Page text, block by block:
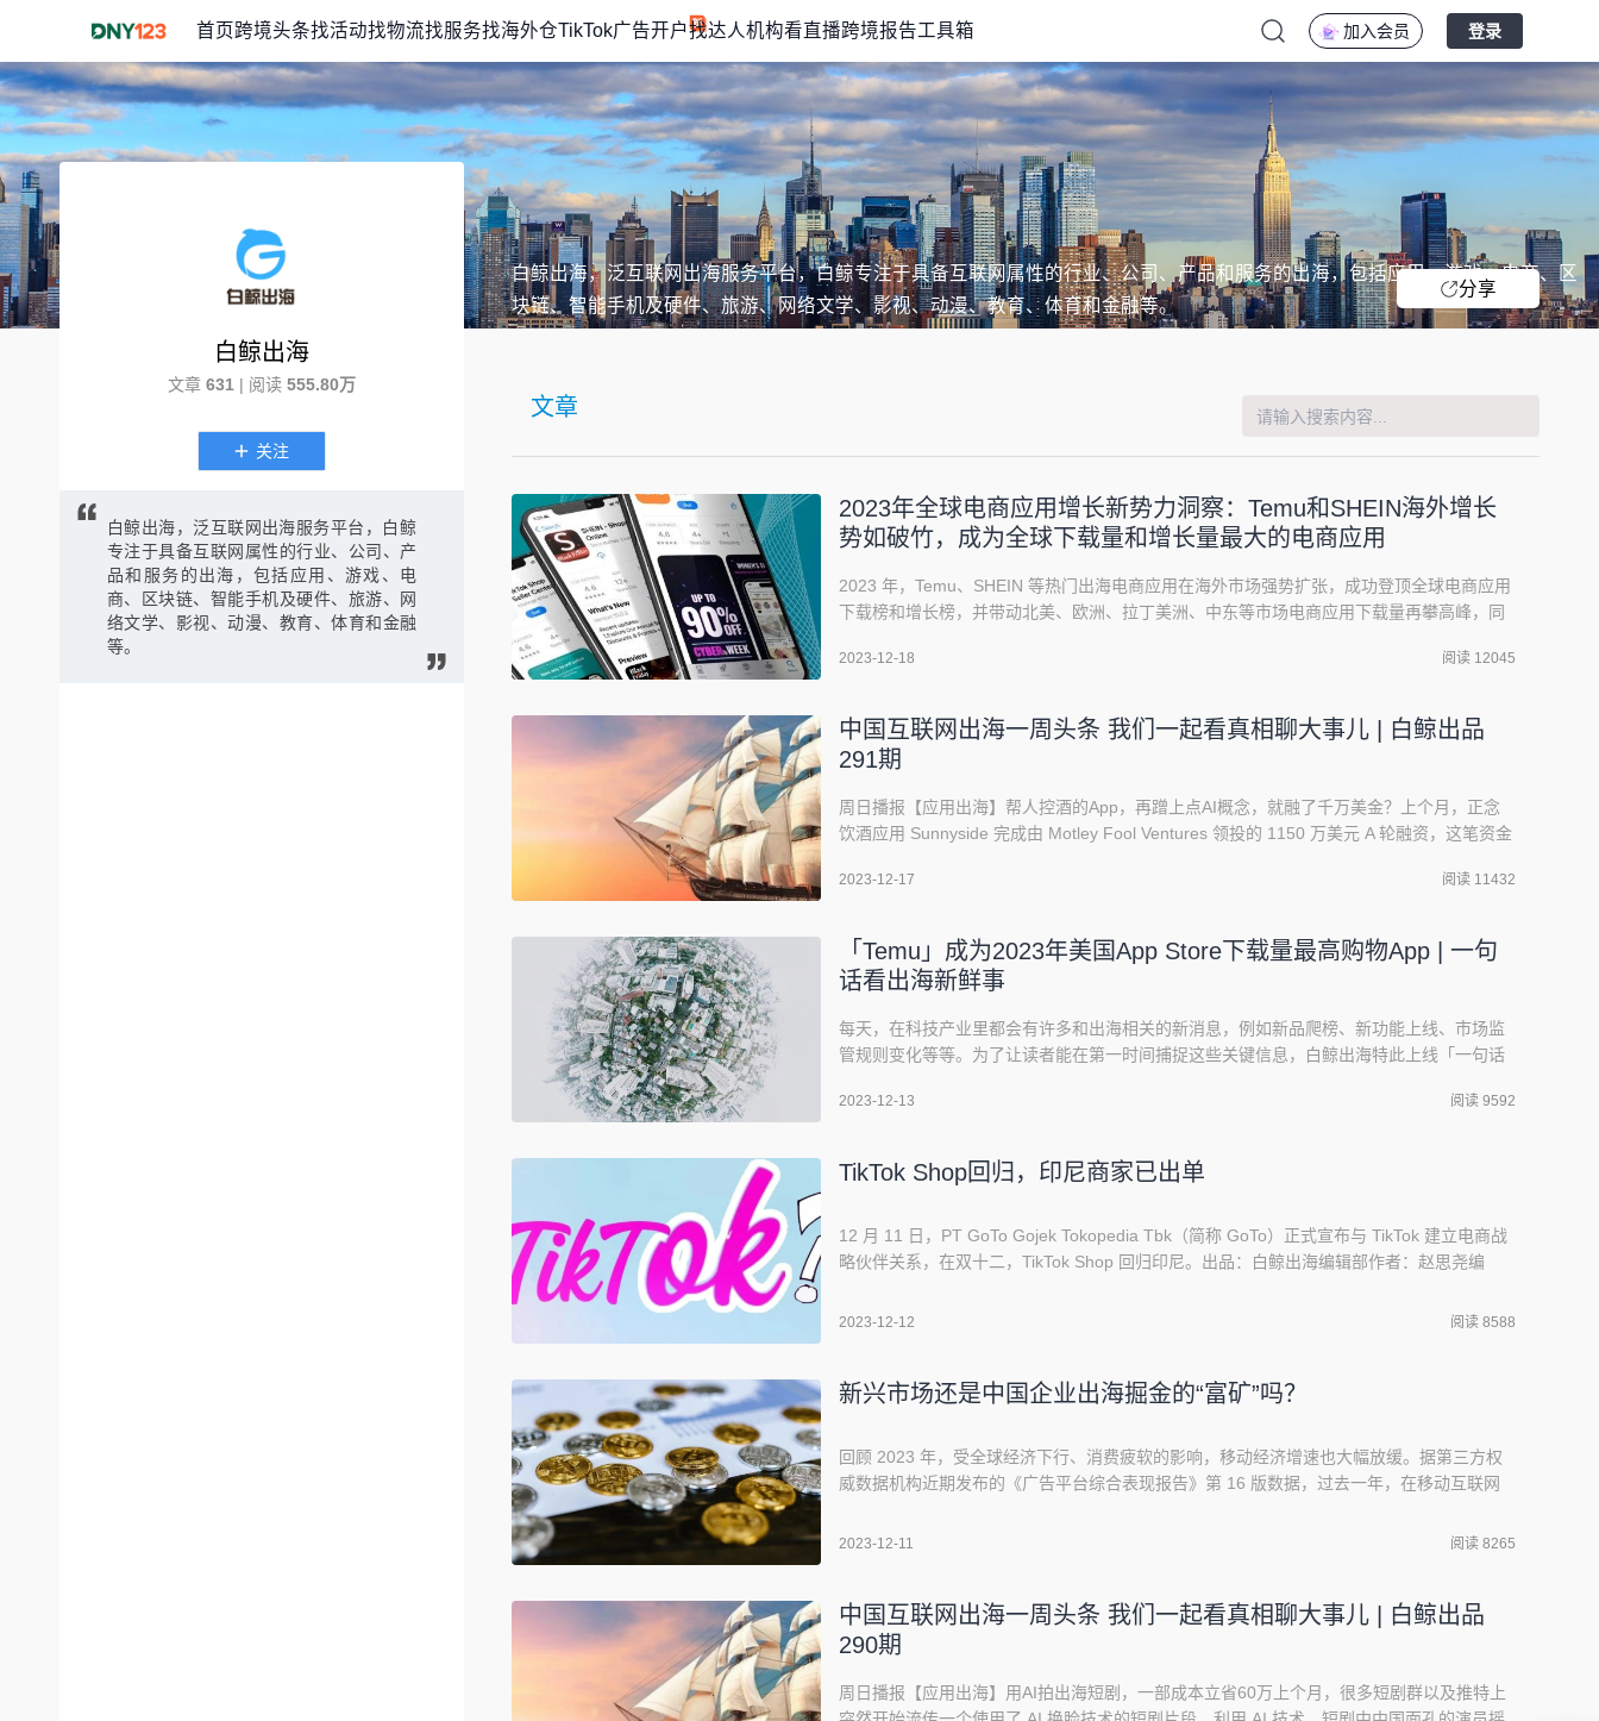
首页 跨境头条找活动找物流找服务找海外仓TikTok广告开户找达人机构看直播跨境报告工具箱 加入会员 登录
白鲸出海
文章 631 | 阅读 555.80万
关注
白鲸出海，泛互联网出海服务平台，白鲸
专注于具备互联网属性的行业、公司、产
品和服务的出海，包括应用、游戏、电
商、区块链、智能手机及硬件、旅游、网
络文学、影视、动漫、教育、体育和金融
等。
白鲸出海，泛互联网出海服务平台，白鲸专注于具备互联网属性的行业、公司、产品和服务的出海，包括应用、游戏、电商、区
块链、智能手机及硬件、旅游、网络文学、影视、动漫、教育、体育和金融等。
分享
文章
2023年全球电商应用增长新势力洞察：Temu和SHEIN海外增长
势如破竹，成为全球下载量和增长量最大的电商应用
2023 年，Temu、SHEIN 等热门出海电商应用在海外市场强势扩张，成功登顶全球电商应用
下载榜和增长榜，并带动北美、欧洲、拉丁美洲、中东等市场电商应用下载量再攀高峰，同
零售品牌广告投放趋势，以及中国电商出海表现，并通过案例分析，解码热门电商应用
2023-12-18 阅读 12045
中国互联网出海一周头条 我们一起看真相聊大事儿 | 白鲸出品
291期
周日播报【应用出海】帮人控酒的App，再蹭上点AI概念，就融了千万美金？上个月，正念
饮酒应用 Sunnyside 完成由 Motley Fool Ventures 领投的 1150 万美元 A 轮融资，这笔资金
对中国读者来说小众但实际上在美国又是一个很广泛的问题，也就有了今天的一些观察。根
2023-12-17 阅读 11432
「Temu」成为2023年美国App Store下载量最高购物App | 一句
话看出海新鲜事
每天，在科技产业里都会有许多和出海相关的新消息，例如新品爬榜、新功能上线、市场监
管规则变化等等。为了让读者能在第一时间捕捉这些关键信息，白鲸出海特此上线「一句话
题图来源：Unsplash游戏1. 米哈游旗下游戏「崩坏：星穹铁道」当选 Apple App Store 年度
2023-12-13 阅读 9592
TikTok Shop回归，印尼商家已出单
12 月 11 日，PT GoTo Gojek Tokopedia Tbk（简称 GoTo）正式宣布与 TikTok 建立电商战
略伙伴关系，在双十二，TikTok Shop 回归印尼。出品：白鲸出海编辑部作者：赵思尧编
Anak Bangsa 和 PT Tokopedia 在 2021 年合并成立
2023-12-12 阅读 8588
新兴市场还是中国企业出海掘金的“富矿”吗？
回顾 2023 年，受全球经济下行、消费疲软的影响，移动经济增速也大幅放缓。据第三方权
威数据机构近期发布的《广告平台综合表现报告》第 16 版数据，过去一年，在移动互联网
环境下，一方面有大量企业将业务重心从增长转向盈利，在营销侧更倾向采取“提质保量”的
2023-12-11 阅读 8265
中国互联网出海一周头条 我们一起看真相聊大事儿 | 白鲸出品
290期
周日播报【应用出海】用AI拍出海短剧，一部成本立省60万上个月，很多短剧群以及推特上